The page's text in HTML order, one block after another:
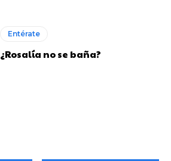
Entérate
¿Rosalía no se baña?